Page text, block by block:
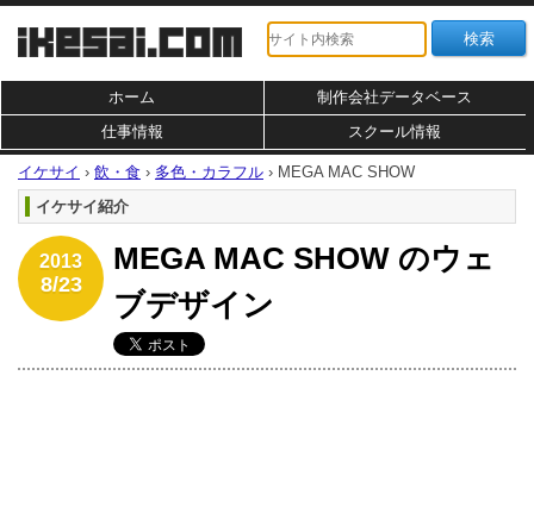
ホーム
制作会社データベース
仕事情報
スクール情報
イケサイ › 飲・食 › 多色・カラフル › MEGA MAC SHOW
イケサイ紹介
2013
8/23
MEGA MAC SHOW のウェ
ブデザイン